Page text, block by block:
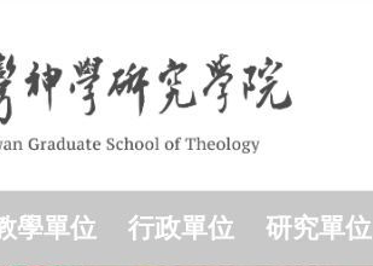
學單位 行政單位 研究單位